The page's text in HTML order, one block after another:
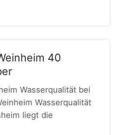
40
Wasserqualität bei
Wasserqualität
liegt die